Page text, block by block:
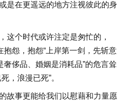
是在更遥远的地方注视彼此的身
个时代或许注定是匆忙的，
抱怨，抱怨“上岸第一剑，先斩意
奢侈品、婚姻是消耗品”的危言耸
，浪漫已死”。
事更能给我们以慰藉和力量愿